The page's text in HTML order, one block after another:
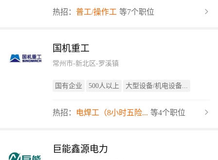
热招： 普工/操作工 等7个职位
国机重工
常州市-新北区-罗溪镇
国有企业 500人以上 大型设备/机电设备...
热招： 电焊工（8小时五险... 等4个职位
巨能鑫源电力